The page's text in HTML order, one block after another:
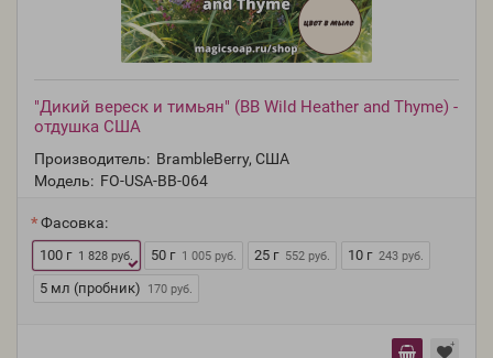
"Дикий вереск и тимьян" (BB Wild Heather and Thyme) -
отдушка США
Производитель: BrambleBerry, США
Модель: FO-USA-BB-064
Фасовка:
100 г 1 828 руб. 50 г 1 005 руб. 25 г 552 руб. 10 г 243 руб.
5 мл (пробник) 170 руб.